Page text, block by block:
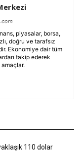
piyasalar, borsa,
doğru ve tarafsız
Ekonomiye dair tüm
takip ederek
amaçlar.
110 dolar